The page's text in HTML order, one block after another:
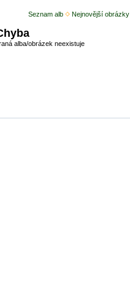
Seznam alb Nejnovější obrázky
alba/obrázek neexistuje